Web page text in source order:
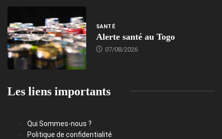
SANTÉ
Alerte santé au Togo
07/08/2026
Les liens importants
Qui Sommes-nous ?
Politique de confidentialité